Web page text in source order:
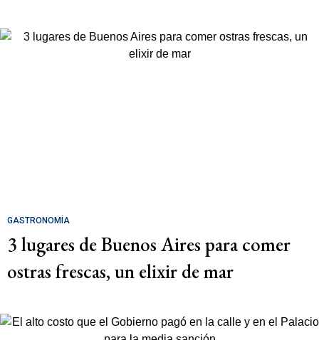
GASTRONOMÍA
3 lugares de Buenos Aires para comer
ostras frescas, un elixir de mar